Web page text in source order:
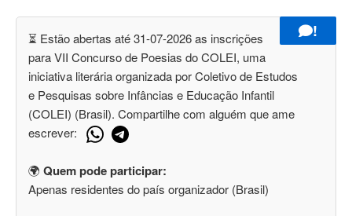
!
⏳ Estão abertas até 31-07-2026 as inscrições
para VII Concurso de Poesias do COLEI, uma
iniciativa literária organizada por Coletivo de Estudos
e Pesquisas sobre Infâncias e Educação Infantil
(COLEI) (Brasil). Compartilhe com alguém que ame
escrever:
🌍 Quem pode participar:
Apenas residentes do país organizador (Brasil)